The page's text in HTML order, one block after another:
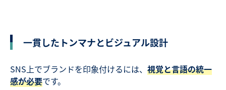
一貫したトンマナとビジュアル設計
SNS上でブランドを印象付けるには、 視覚と言語の統一
感が必要です。